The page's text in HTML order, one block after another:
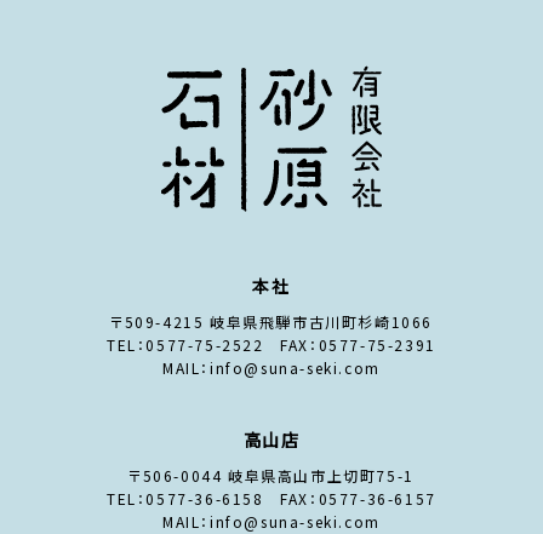
本社
〒509-4215 岐阜県飛騨市古川町杉崎1066
TEL：0577-75-2522 FAX：0577-75-2391
MAIL：info@suna-seki.com
高山店
〒506-0044 岐阜県高山市上切町75-1
TEL：0577-36-6158 FAX：0577-36-6157
MAIL：info@suna-seki.com